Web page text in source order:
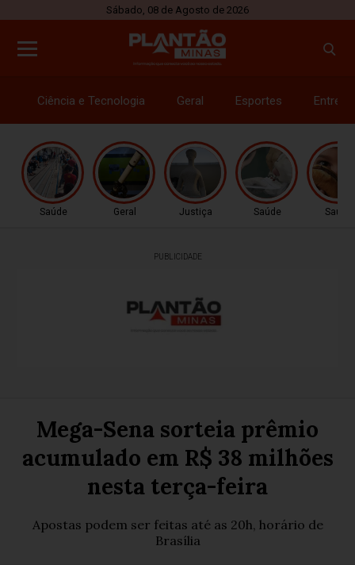
Sábado, 08 de Agosto de 2026
Ciência e Tecnologia Geral Esportes
Saúde Geral Justiça Saúde Saúde
PUBLICIDADE
Mega-Sena sorteia prêmio
acumulado em R$ 38 milhões
nesta terça-feira
Apostas podem ser feitas até as 20h, horário de
Brasília